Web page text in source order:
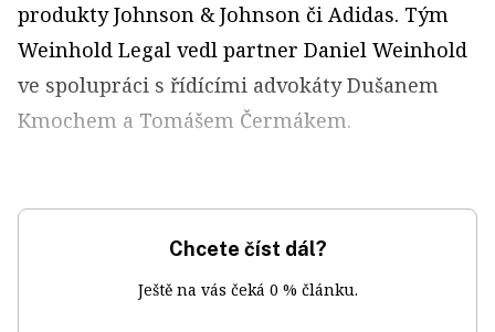
produkty Johnson & Johnson či Adidas. Tým
Weinhold Legal vedl partner Daniel Weinhold
ve spolupráci s řídícími advokáty Dušanem
Kmochem a Tomášem Čermákem.
Chcete číst dál?
Ještě na vás čeká 0 % článku.